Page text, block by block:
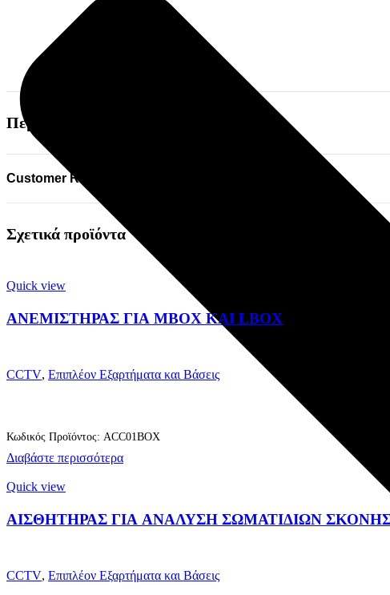
Περισσότερες πληροφορίες
Customer Reviews
Σχετικά προϊόντα
Quick view
ΑΝΕΜΙΣΤΗΡΑΣ ΓΙΑ MBOX ΚΑΙ LBOX
CCTV, Επιπλέον Εξαρτήματα και Βάσεις
Διαβάστε περισσότερα
Κωδικός Προϊόντος: ACC01BOX
Quick view
ΑΙΣΘΗΤΗΡΑΣ ΓΙΑ ΑΝΑΛΥΣΗ ΣΩΜΑΤΙΔΙΩΝ ΣΚΟΝΗΣ
CCTV, Επιπλέον Εξαρτήματα και Βάσεις